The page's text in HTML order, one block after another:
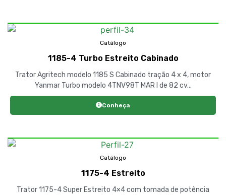
Catálogo
1185-4 Turbo Estreito Cabinado
Trator Agritech modelo 1185 S Cabinado tração 4 x 4, motor
Yanmar Turbo modelo 4TNV98T MAR I de 82 cv...
Conheça
Catálogo
1175-4 Estreito
Trator 1175-4 Super Estreito 4×4 com tomada de potência